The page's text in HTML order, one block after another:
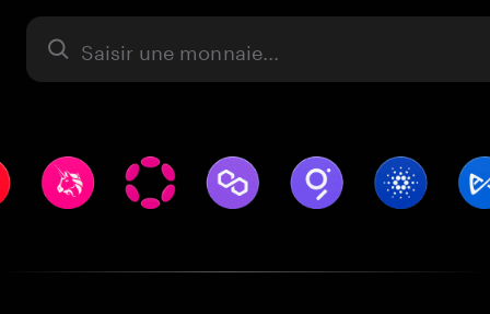
Actifs